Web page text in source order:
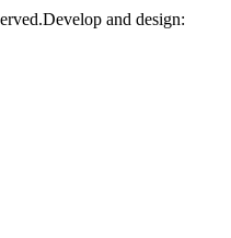
Develop and design: